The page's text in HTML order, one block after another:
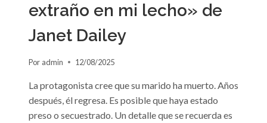
extraño en mi lecho» de
Janet Dailey
Por admin 12/08/2025
La protagonista cree que su marido ha muerto. Años
después, él regresa. Es posible que haya estado
preso o secuestrado. Un detalle que se recuerda es